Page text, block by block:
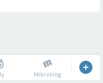
Mikroblog